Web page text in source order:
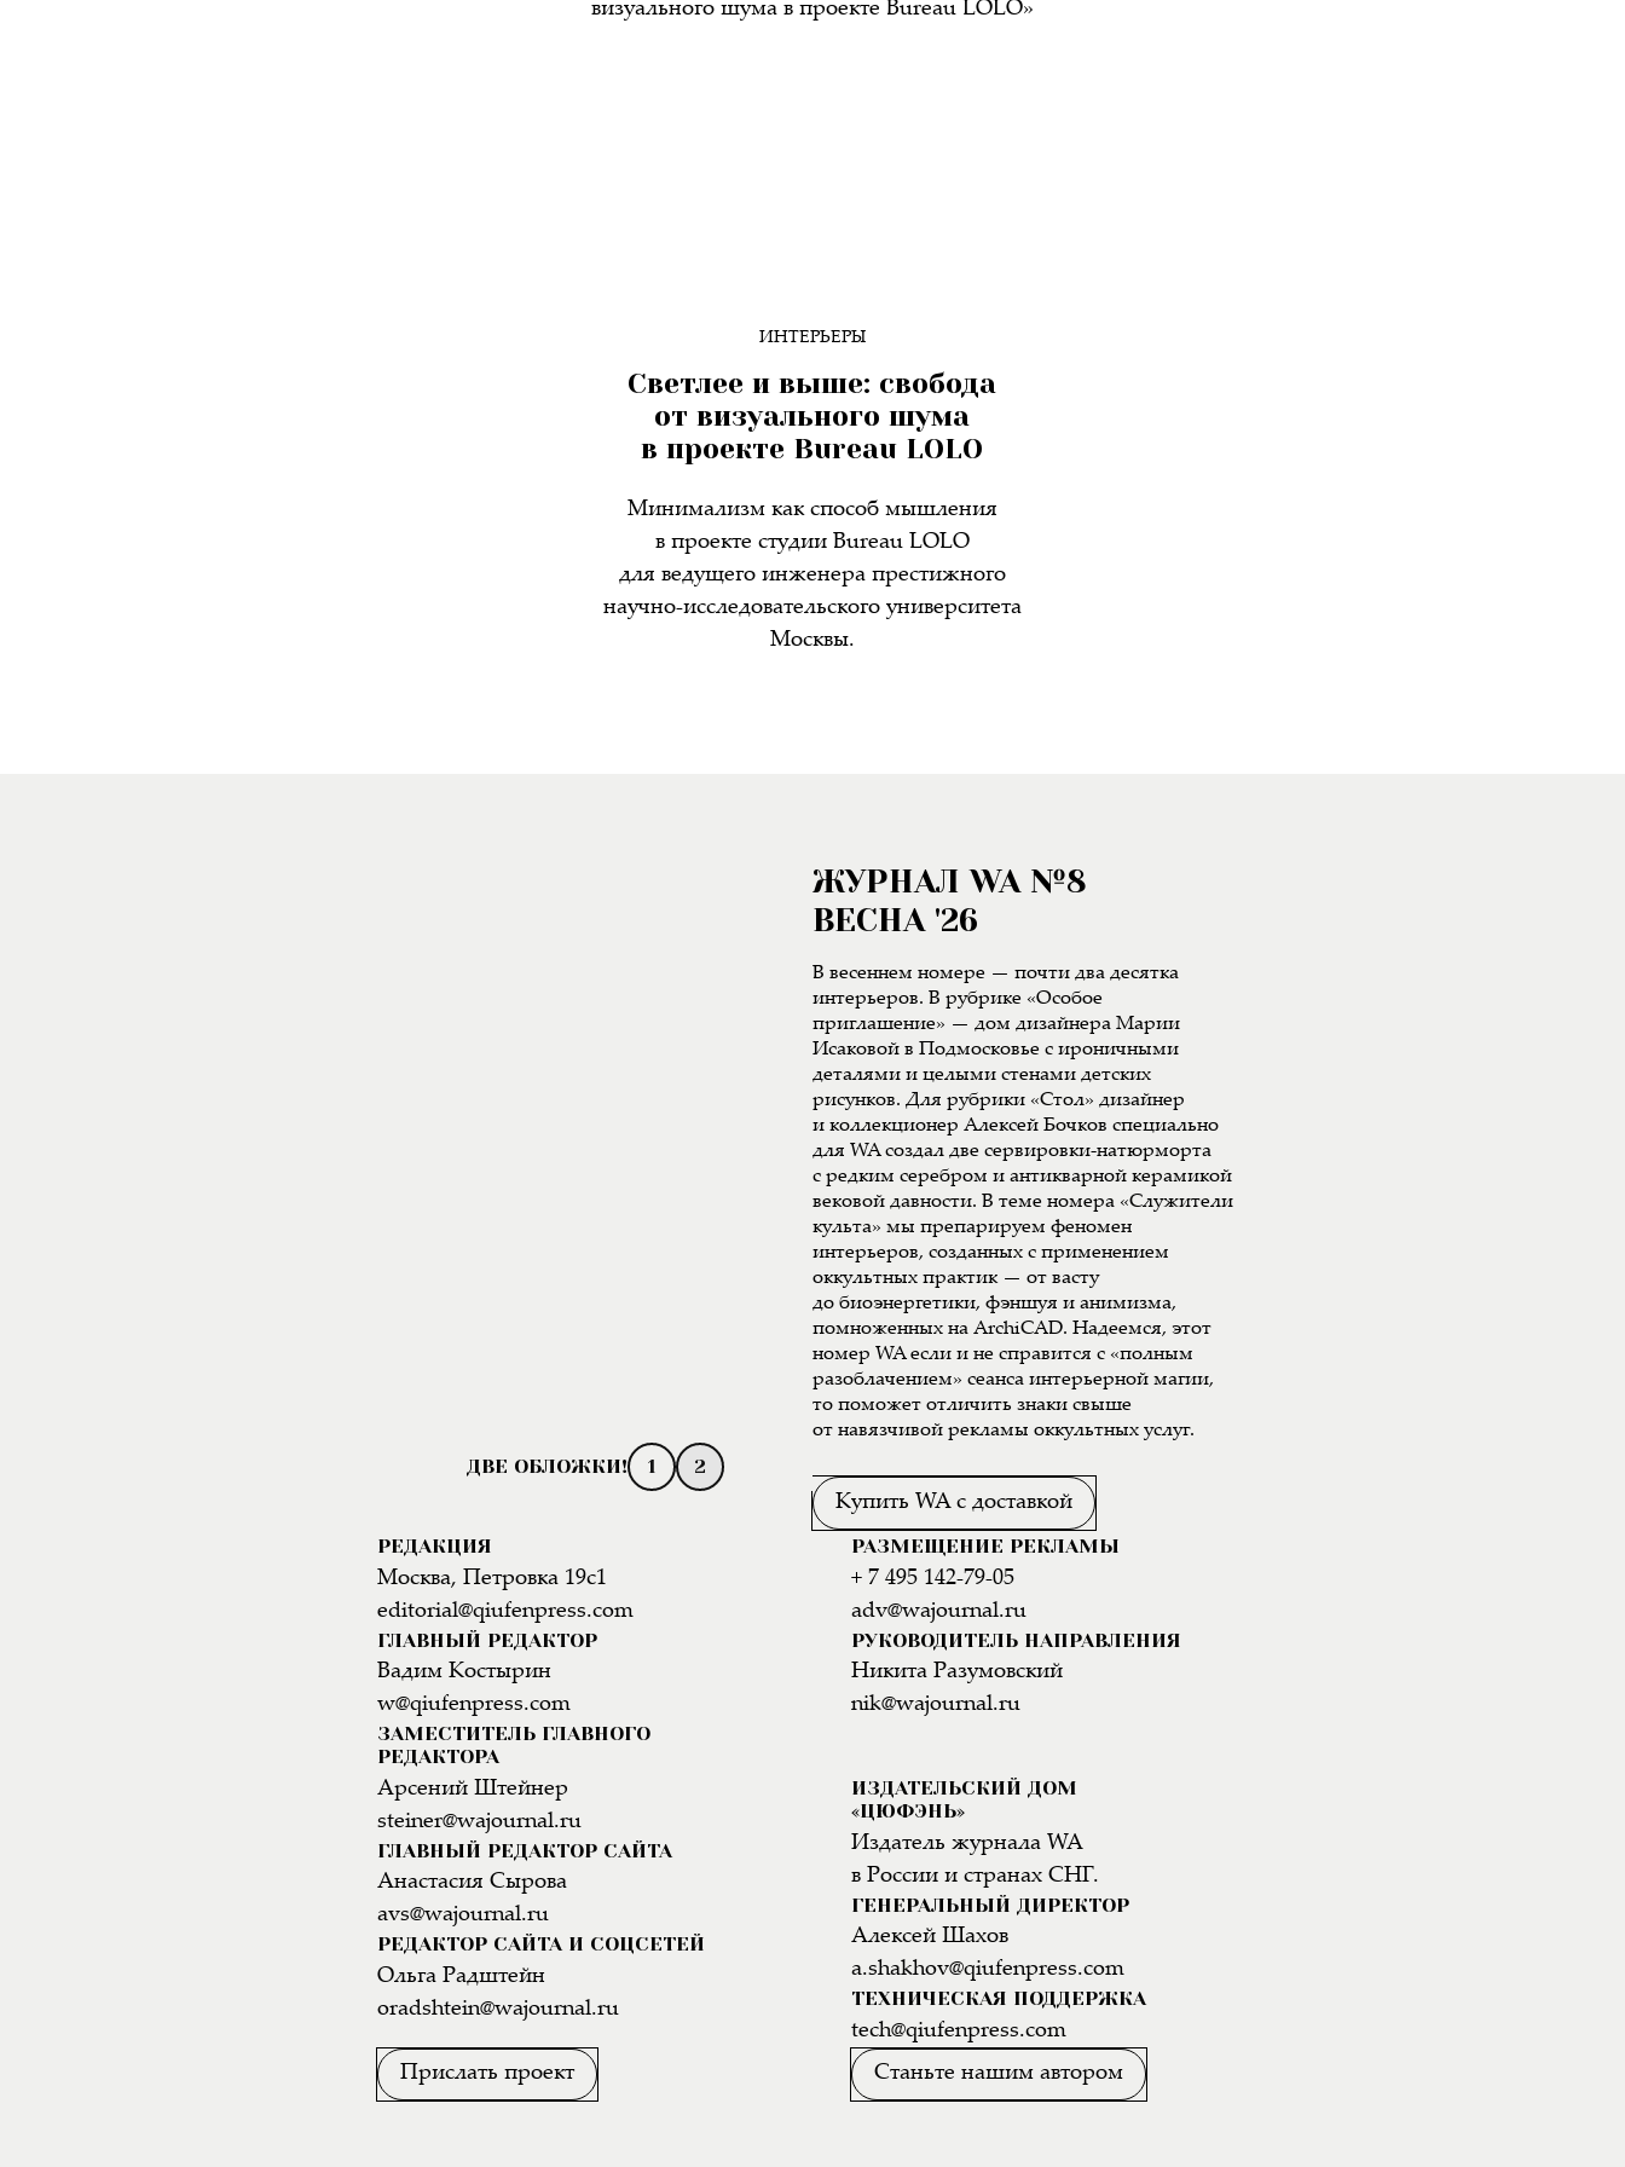
ИНТЕРЬЕРЫ
Светлее и выше: свобода
от визуального шума
в проекте Bureau LOLO
Минимализм как способ мышления
в проекте студии Bureau LOLO
для ведущего инженера престижного
научно-исследовательского университета
Москвы.
1 2
ЖУРНАЛ WA №8
ВЕСНА '26
В весеннем номере — почти два десятка
интерьеров. В рубрике «Особое
приглашение» — дом дизайнера Марии
Исаковой в Подмосковье с ироничными
деталями и целыми стенами детских
рисунков. Для рубрики «Стол» дизайнер
и коллекционер Алексей Бочков специально
для WA создал две сервировки-натюрморта
с редким серебром и антикварной керамикой
вековой давности. В теме номера «Служители
культа» мы препарируем феномен
интерьеров, созданных с применением
оккультных практик — от васту
до биоэнергетики, фэншуя и анимизма,
помноженных на ArchiCAD. Надеемся, этот
номер WA если и не справится с «полным
разоблачением» сеанса интерьерной магии,
то поможет отличить знаки свыше
от навязчивой рекламы оккультных услуг.
Купить WA с доставкой
РЕДАКЦИЯ
Москва, Петровка 19с1
editorial@qiufenpress.com
ГЛАВНЫЙ РЕДАКТОР
Вадим Костырин
w@qiufenpress.com
ЗАМЕСТИТЕЛЬ ГЛАВНОГО
РЕДАКТОРА
Арсений Штейнер
steiner@wajournal.ru
ГЛАВНЫЙ РЕДАКТОР САЙТА
Анастасия Сырова
avs@wajournal.ru
РЕДАКТОР САЙТА И СОЦСЕТЕЙ
Ольга Радштейн
oradshtein@wajournal.ru
Прислать проект
РАЗМЕЩЕНИЕ РЕКЛАМЫ
+ 7 495 142-79-05
adv@wajournal.ru
РУКОВОДИТЕЛЬ НАПРАВЛЕНИЯ
Никита Разумовский
nik@wajournal.ru
ИЗДАТЕЛЬСКИЙ ДОМ
«ЦЮФЭНЬ»
Издатель журнала WA
в России и странах СНГ.
ГЕНЕРАЛЬНЫЙ ДИРЕКТОР
Алексей Шахов
a.shakhov@qiufenpress.com
ТЕХНИЧЕСКАЯ ПОДДЕРЖКА
tech@qiufenpress.com
Станьте нашим автором